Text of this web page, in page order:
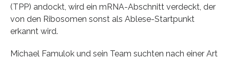
(TPP) andockt, wird ein mRNA-Abschnitt verdeckt, der
von den Ribosomen sonst als Ablese-Startpunkt
erkannt wird.
Michael Famulok und sein Team suchten nach einer Art